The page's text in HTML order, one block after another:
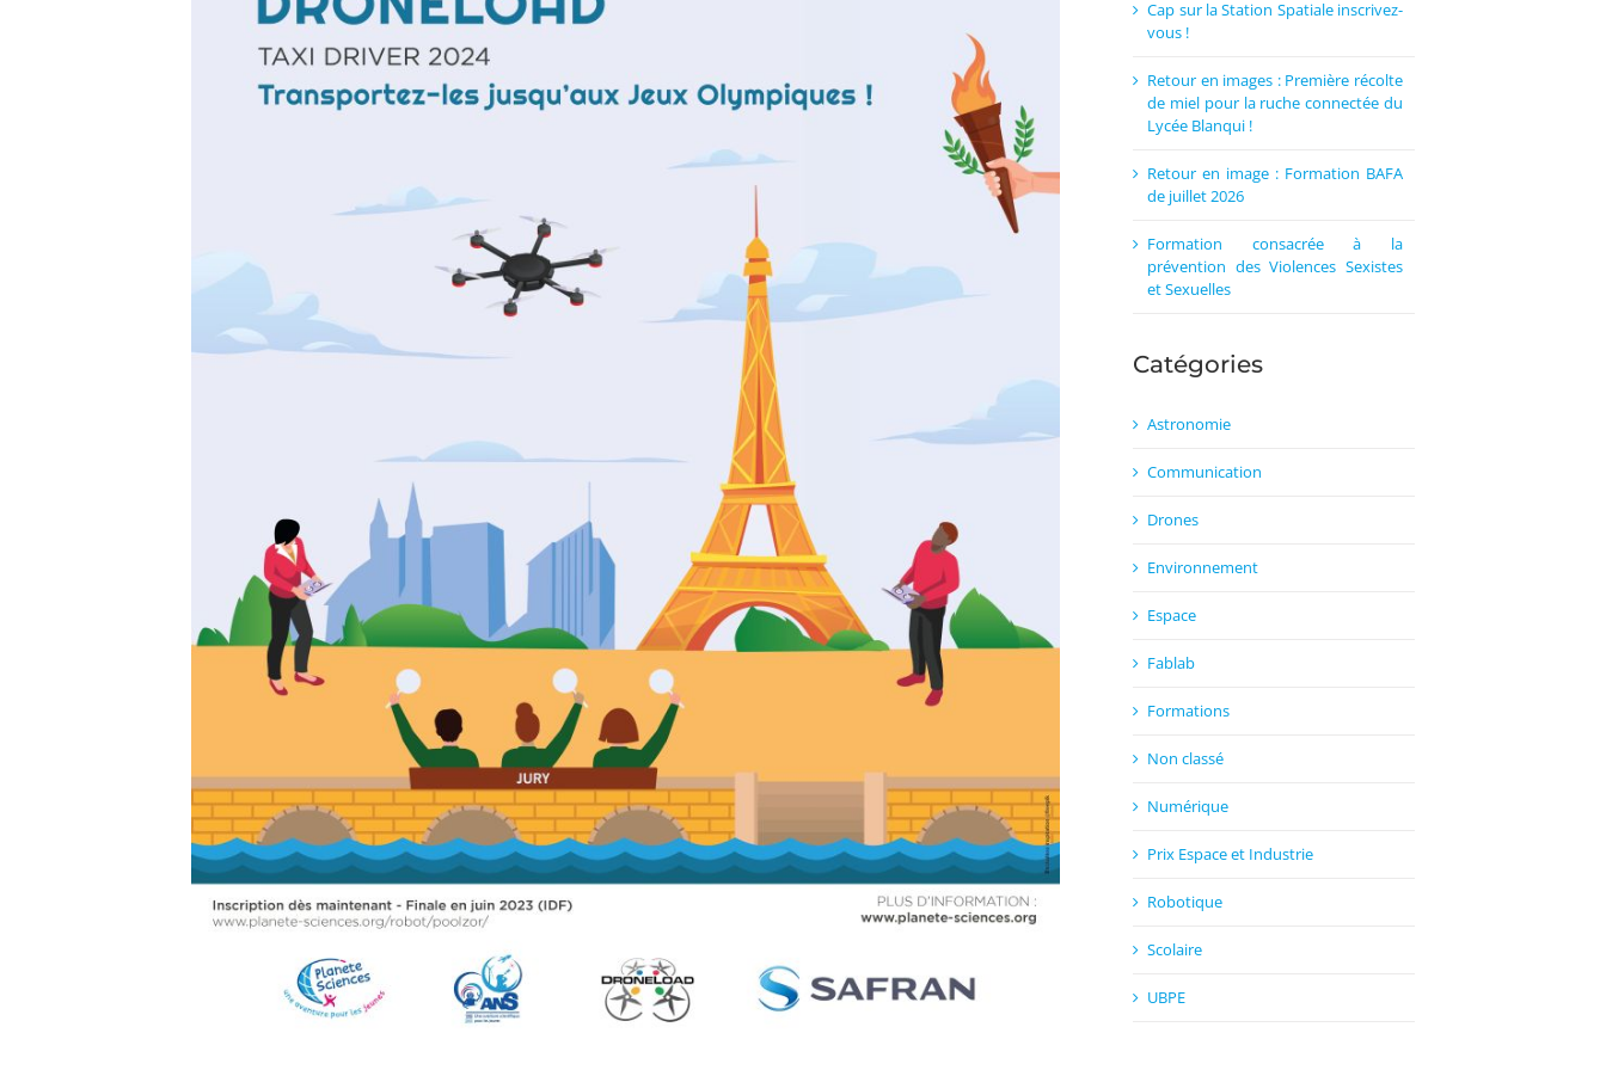
Cap sur la Station Spatiale inscrivez-
vous !
Retour en images : Première récolte
de miel pour la ruche connectée du
Lycée Blanqui !
Retour en image : Formation BAFA
de juillet 2026
Formation consacrée à la
prévention des Violences Sexistes
et Sexuelles
Catégories
Astronomie
Communication
Drones
Environnement
Espace
Fablab
Formations
Non classé
Numérique
Prix Espace et Industrie
Robotique
Scolaire
UBPE